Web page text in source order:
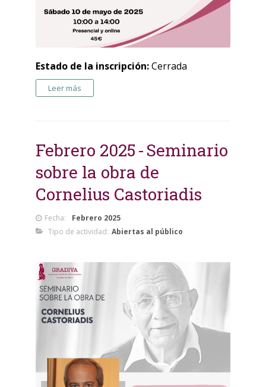
Estado de la inscripción:Cerrada
Leer más
Febrero 2025 Seminario
sobre la obra de
Cornelius Castoriadis
Fecha:
Febrero 2025
Tipo de actividad: Abiertas al público